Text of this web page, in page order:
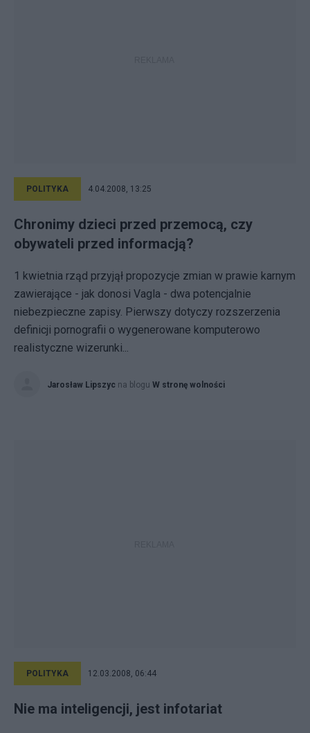
POLITYKA 4.04.2008, 13:25
Chronimy dzieci przed przemocą, czy
obywateli przed informacją?
1 kwietnia rząd przyjął propozycje zmian w prawie karnym
zawierające - jak donosi Vagla - dwa potencjalnie
niebezpieczne zapisy. Pierwszy dotyczy rozszerzenia
definicji pornografii o wygenerowane komputerowo
realistyczne wizerunki...
Jarosław Lipszyc na blogu W stronę wolności
POLITYKA 12.03.2008, 06:44
Nie ma inteligencji, jest infotariat